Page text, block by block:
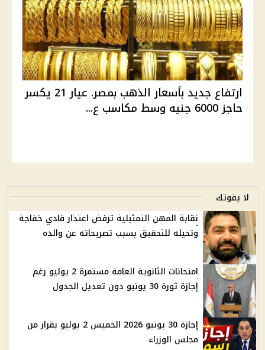
ارتفاع جديد بأسعار الذهب بمصر. عيار 21 يكسر
حاجز 6000 جنيه وسط مكاسب ع...
لا يفوتك
نقابة المهن التمثيلية ترفض اعتذار فادي خفاجة
وتحيله للتحقيق بسبب تصريحاته عن والده
امتحانات الثانوية العامة مستمرة 2 يوليو رغم
إجازة ثورة 30 يونيو دون تعديل الجدول
إجازة 30 يونيو 2026 الخميس 2 يوليو بقرار من
مجلس الوزراء